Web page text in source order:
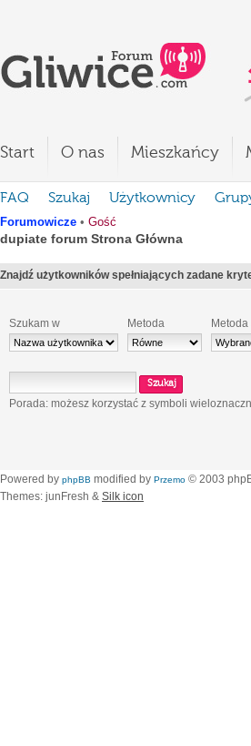
Start O nas Mieszkańcy
FAQ Szukaj Użytkownicy
Forumowicze • Gość
dupiate forum Strona Główna
Znajdź użytkowników spełniających zadane
Szukam w Metoda
Porada: możesz korzystać z symboli
Powered by phpBB modified by Przemo © 2003
Themes: junFresh & Silk icon